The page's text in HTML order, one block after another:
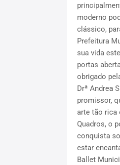
moderno
clássico,
Prefeitura
sua vida
portas
obrigado
Drª Andrea
promissor,
arte tão rica
Quadros, o
conquista
estar
Ballet